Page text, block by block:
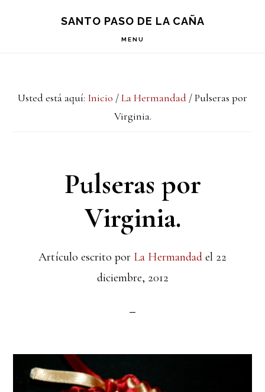
principal
lateral
SANTO PASO DE LA CAÑA
MENU
Usted está aquí: Inicio /La Hermandad /Pulseras por
Virginia.
Pulseras por
Virginia.
Artículo escrito por La Hermandad el 22
diciembre, 2012